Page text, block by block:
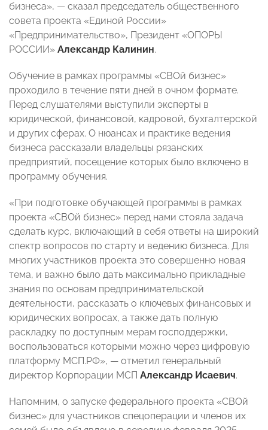
бизнеса», — сказал председатель общественного
совета проекта «Единой России»
«Предпринимательство», Президент «ОПОРЫ
РОССИИ» Александр Калинин.
Обучение в рамках программы «СВОй бизнес»
проходило в течение пяти дней в очном формате.
Перед слушателями выступили эксперты в
юридической, финансовой, кадровой, бухгалтерской
и других сферах. О нюансах и практике ведения
бизнеса рассказали владельцы рязанских
предприятий, посещение которых было включено в
программу обучения.
«При подготовке обучающей программы в рамках
проекта «СВОй бизнес» перед нами стояла задача
сделать курс, включающий в себя ответы на широкий
спектр вопросов по старту и ведению бизнеса. Для
многих участников проекта это совершенно новая
тема, и важно было дать максимально прикладные
знания по основам предпринимательской
деятельности, рассказать о ключевых финансовых и
юридических вопросах, а также дать полную
раскладку по доступным мерам господдержки,
воспользоваться которыми можно через цифровую
платформу МСП.РФ», — отметил генеральный
директор Корпорации МСП Александр Исаевич.
Напомним, о запуске федерального проекта «СВОй
бизнес» для участников спецоперации и членов их